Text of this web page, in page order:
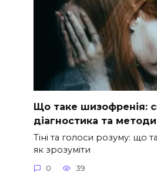
Що таке шизофренія:
діагностика та
Тіні та голоси розуму: що
як зрозуміти
0 39